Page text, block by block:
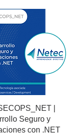
|
Seguro y
con .NET